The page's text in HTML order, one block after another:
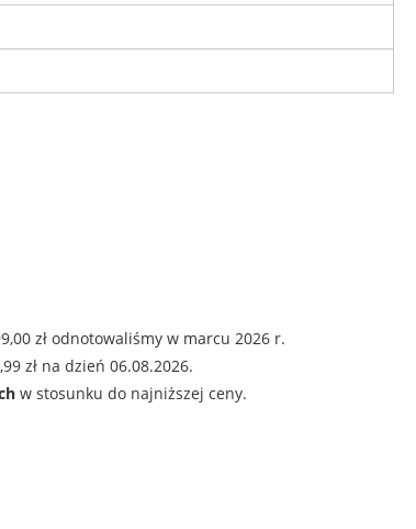
zł odnotowaliśmy w marcu 2026 r.
zł na dzień 06.08.2026.
w stosunku do najniższej ceny.